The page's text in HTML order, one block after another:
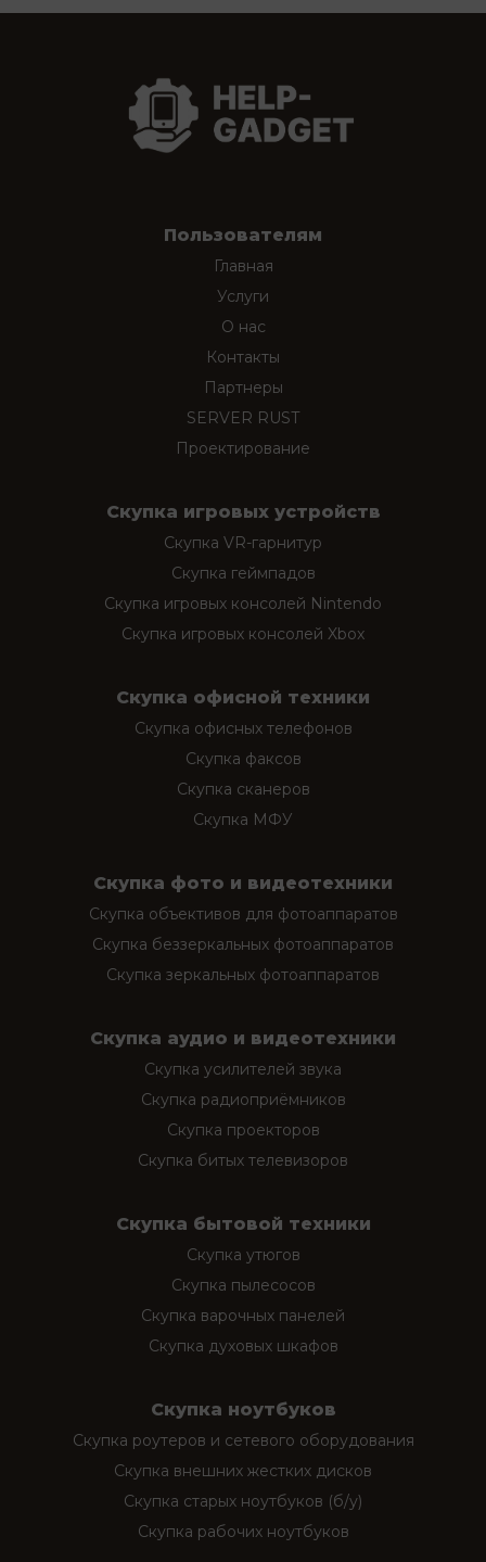
Пользователям
Главная
Услуги
О нас
Контакты
Партнеры
SERVER RUST
Проектирование
Скупка игровых устройств
Скупка VR-гарнитур
Скупка геймпадов
Скупка игровых консолей Nintendo
Скупка игровых консолей Xbox
Скупка офисной техники
Скупка офисных телефонов
Скупка факсов
Скупка сканеров
Скупка МФУ
Скупка фото и видеотехники
Скупка объективов для фотоаппаратов
Скупка беззеркальных фотоаппаратов
Скупка зеркальных фотоаппаратов
Скупка аудио и видеотехники
Скупка усилителей звука
Скупка радиоприёмников
Скупка проекторов
Скупка битых телевизоров
Скупка бытовой техники
Скупка утюгов
Скупка пылесосов
Скупка варочных панелей
Скупка духовых шкафов
Скупка ноутбуков
Скупка роутеров и сетевого оборудования
Скупка внешних жестких дисков
Скупка старых ноутбуков (б/у)
Скупка рабочих ноутбуков